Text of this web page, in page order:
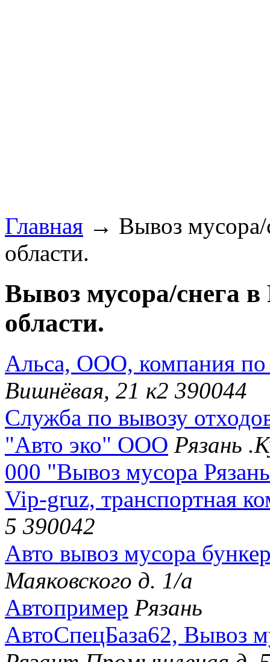
Главная → Вывоз мусора/
области.
Вывоз мусора/снега
области.
Альса, ООО, компания по
Вишнёвая, 21 к2 390044
Служба по вывозу
"Авто эко" ООО Рязань
000 "Вывоз мусора
Vip-gruz, транспортная
5 390042
Авто вывоз мусора
Маяковского д. 1/а
Автопример Рязань
АвтоСпецБаза62, Вывоз